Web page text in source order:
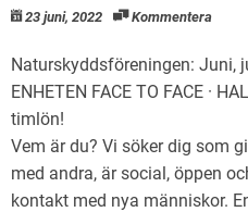
23 juni, 2022 Kommentera
Naturskyddsföreningen: Juni,
ENHETEN FACE TO FACE ·
timlön!
Vem är du? Vi söker dig som
med andra, är social, öppen
kontakt med nya människor.